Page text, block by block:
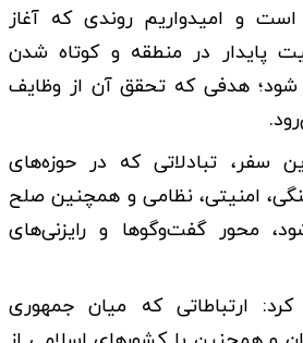
و امیدواریم روندی که آغاز
پایدار در منطقه و کوتاه شدن
هدفی که تحقق آن از وظایف
سفر، تبادلاتی که در حوزه‌های
امنیتی، نظامی و همچنین صلح
محور گفت‌وگوها و رایزنی‌های
ارتباطاتی که میان جمهوری